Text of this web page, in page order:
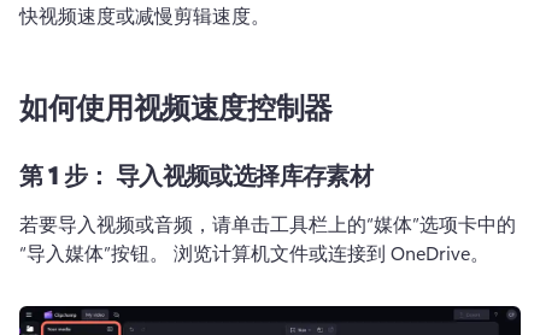
快视频速度或减慢剪辑速度。
如何使用视频速度控制器
第 1 步： 导入视频或选择库存素材
若要导入视频或音频，请单击工具栏上的“媒体”选项卡中的
“导入媒体”按钮。 浏览计算机文件或连接到 OneDrive。